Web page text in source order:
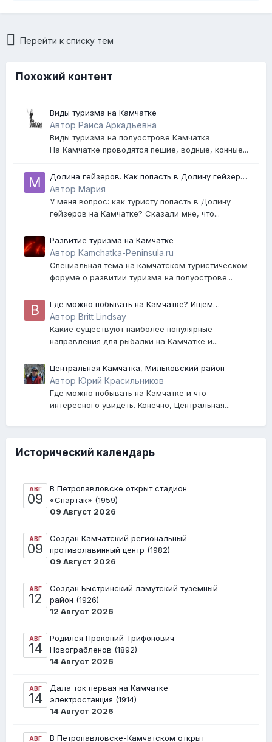
Перейти к списку тем
Похожий контент
Виды туризма на Камчатке
Автор Раиса Аркадьевна
Виды туризма на полуострове Камчатка
На Камчатке проводятся пешие, водные, конные...
Долина гейзеров. Как попасть в Долину гейзеров
на Камчатке?
Автор Мария
У меня вопрос: как туристу попасть в Долину
гейзеров на Камчатке? Сказали мне, что...
Развитие туризма на Камчатке
Автор Kamchatka-Peninsula.ru
Специальная тема на камчатском туристическом
форуме о развитии туризма на полуострове...
Где можно побывать на Камчатке? Ищем
проводника по Камчатке! Нужны советы опытных
путешественников по Камчатке, помощь в
организации походов по Камчатке
Автор Britt Lindsay
Какие существуют наиболее популярные
направления для рыбалки на Камчатке и...
Центральная Камчатка, Мильковский район
Автор Юрий Красильников
Где можно побывать на Камчатке и что
интересного увидеть. Конечно, Центральная...
Исторический календарь
АВГ
09
В Петропавловске открыт стадион
«Спартак» (1959)
09 Август 2026
АВГ
09
Создан Камчатский региональный
противолавинный центр (1982)
09 Август 2026
АВГ
12
Создан Быстринский ламутский туземный
район (1926)
12 Август 2026
АВГ
14
Родился Прокопий Трифонович
Новограбленов (1892)
14 Август 2026
АВГ
14
Дала ток первая на Камчатке
электростанция (1914)
14 Август 2026
АВГ В Петропавловске-Камчатском открыт